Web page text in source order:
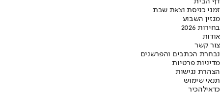
זמני כניסת וצאת שבת
מגזין השבוע
בחירות 2026
אודות
צור קשר
נבחרת הכתבים והפרשנים
מדיניות פרטיות
הצהרת נגישות
תנאי שימוש
כדאילהכיר